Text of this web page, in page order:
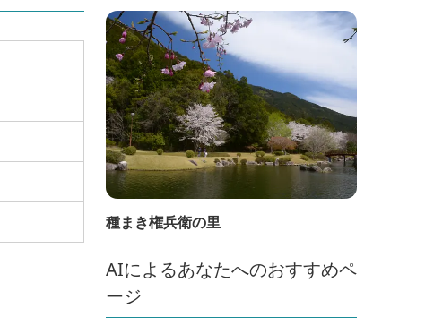
種まき権兵衛の里
AIによるあなたへのおすすめペ
ージ